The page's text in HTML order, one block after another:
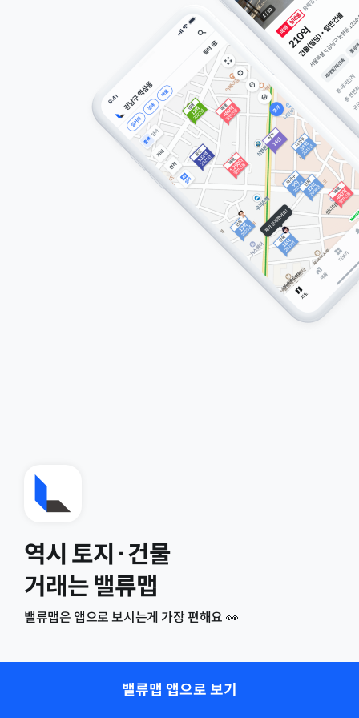
역시 토지·건물
거래는 밸류맵
밸류맵은 앱으로 보시는게 가장 편해요 👀
밸류맵 앱으로 보기